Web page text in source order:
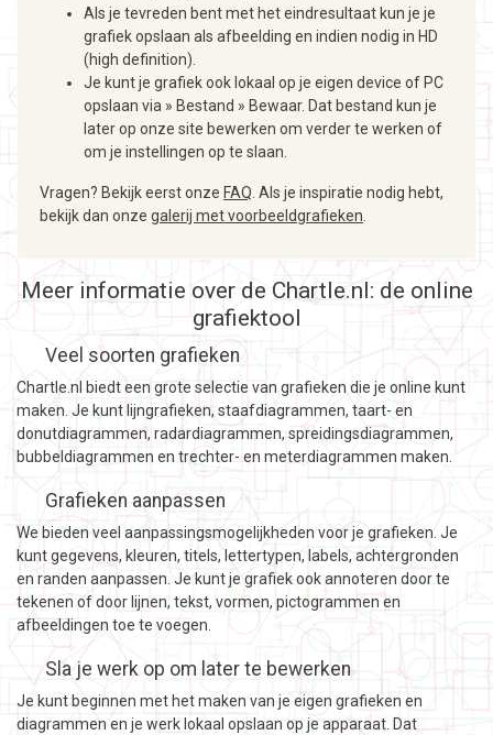
Als je tevreden bent met het eindresultaat kun je je
grafiek opslaan als afbeelding en indien nodig in HD
(high definition).
Je kunt je grafiek ook lokaal op je eigen device of PC
opslaan via » Bestand » Bewaar. Dat bestand kun je
later op onze site bewerken om verder te werken of
om je instellingen op te slaan.
Vragen? Bekijk eerst onze FAQ . Als je inspiratie nodig hebt,
bekijk dan onze galerij met voorbeeldgrafieken
Meer informatie over de Chartle.nl: de online
grafiektool
Veel soorten grafieken
Chartle.nl biedt een grote selectie van grafieken die je online kunt
maken. Je kunt lijngrafieken, staafdiagrammen, taart- en
donutdiagrammen, radardiagrammen, spreidingsdiagrammen,
bubbeldiagrammen en trechter- en meterdiagrammen maken.
Grafieken aanpassen
We bieden veel aanpassingsmogelijkheden voor je grafieken. Je
kunt gegevens, kleuren, titels, lettertypen, labels, achtergronden
en randen aanpassen. Je kunt je grafiek ook annoteren door te
tekenen of door lijnen, tekst, vormen, pictogrammen en
afbeeldingen toe te voegen.
Sla je werk op om later te bewerken
Je kunt beginnen met het maken van je eigen grafieken en
diagrammen en je werk lokaal opslaan op je apparaat. Dat